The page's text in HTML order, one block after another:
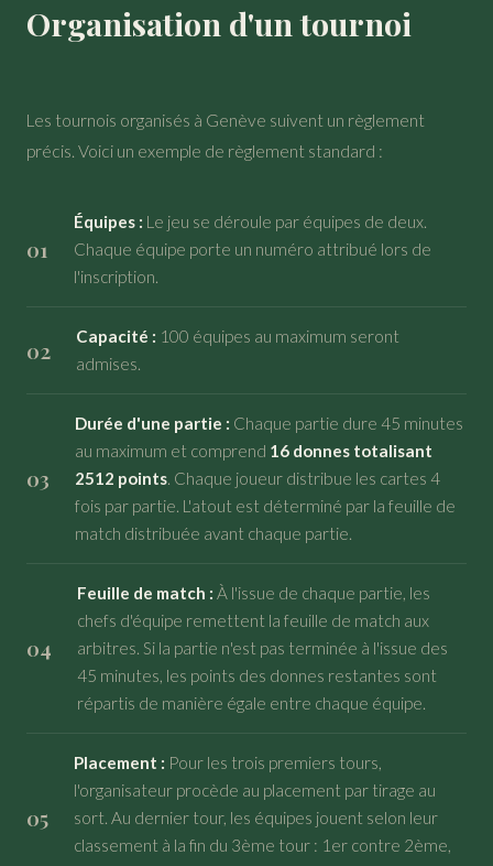
Organisation d'un tournoi
Les tournois organisés à Genève suivent un règlement
précis. Voici un exemple de règlement standard :
Équipes : Le jeu se déroule par équipes de deux.
Chaque équipe porte un numéro attribué lors de
l'inscription.
Capacité : 100 équipes au maximum seront
admises.
Durée d'une partie : Chaque partie dure 45 minutes
au maximum et comprend 16 donnes totalisant
2512 points. Chaque joueur distribue les cartes 4
fois par partie. L'atout est déterminé par la feuille de
match distribuée avant chaque partie.
Feuille de match : À l'issue de chaque partie, les
chefs d'équipe remettent la feuille de match aux
arbitres. Si la partie n'est pas terminée à l'issue des
45 minutes, les points des donnes restantes sont
répartis de manière égale entre chaque équipe.
Placement : Pour les trois premiers tours,
l'organisateur procède au placement par tirage au
sort. Au dernier tour, les équipes jouent selon leur
classement à la fin du 3ème tour : 1er contre 2ème,